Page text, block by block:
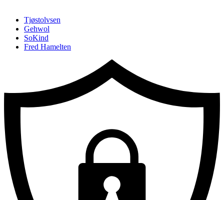
innhold
navigasjon
Tjøstolvsen
Gehwol
SoKind
Fred Hamelten